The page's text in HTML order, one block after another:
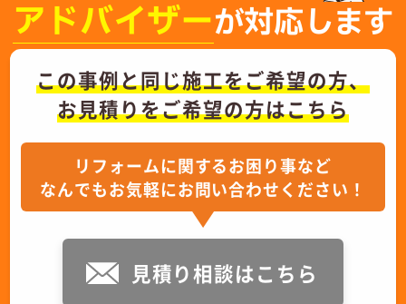
アドバイザーが対応します
この事例と同じ施工をご希望の方、
お見積りをご希望の方はこちら
リフォームに関するお困り事など
なんでもお気軽にお問い合わせください！
見積り相談はこちら